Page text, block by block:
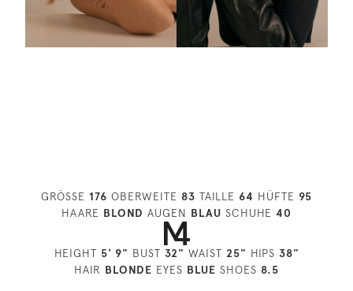
GRÖSSE 176 OBERWEITE 83 TAILLE 64 HÜFTE 95
HAARE BLOND AUGEN BLAU SCHUHE 40
HEIGHT 5' 9" BUST 32" WAIST 25" HIPS 38"
HAIR BLONDE EYES BLUE SHOES 8.5